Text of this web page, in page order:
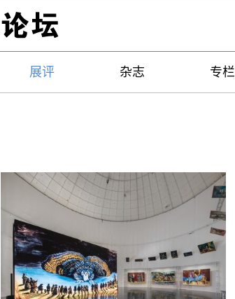
展评 杂志 专栏